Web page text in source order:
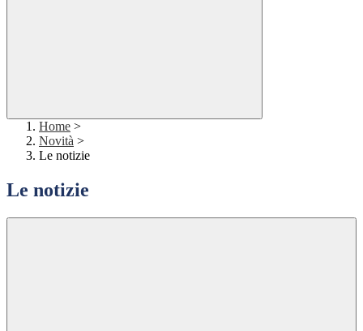
Home >
Novità >
Le notizie
Le notizie